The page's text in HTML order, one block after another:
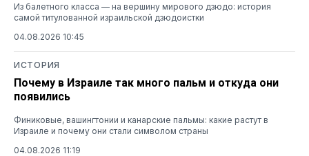
Из балетного класса — на вершину мирового дзюдо: история
самой титулованной израильской дзюдоистки
04.08.2026 10:45
ИСТОРИЯ
Почему в Израиле так много пальм и откуда они
появились
Финиковые, вашингтонии и канарские пальмы: какие растут в
Израиле и почему они стали символом страны
04.08.2026 11:19